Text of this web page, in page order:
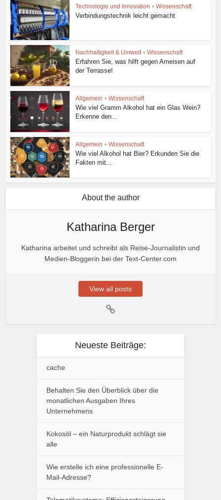
Technologie und Innovation • Wissenschaft
Verbindungstechnik leicht gemacht
Nachhaltigkeit & Umwelt • Wissenschaft
Erfahren Sie, was hilft gegen Ameisen auf
der Terrasse!
Allgemein • Wissenschaft
Wie viel Gramm Alkohol hat ein Glas Wein?
Erkenne den...
Allgemein • Wissenschaft
Wie viel Alkohol hat Bier? Erkunden Sie die
Fakten mit...
About the author
Katharina Berger
Katharina arbeitet und schreibt als Reise-Journalistin und
Medien-Bloggerin bei der Text-Center.com
View all posts
Neueste Beiträge:
cache
Behalten Sie den Überblick über die
monatlichen Ausgaben Ihres
Unternehmens
Kokosöl – ein Naturprodukt schlägt sie
alle
Wie erstelle ich eine professionelle E-
Mail-Adresse?